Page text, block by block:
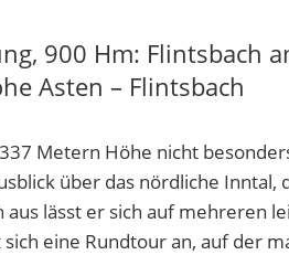
900 Hm: Flintsbach
Asten – Flintsbach
Metern Höhe nicht
über das nördliche Inntal,
aus lässt er sich auf mehreren
eine Rundtour an, auf der